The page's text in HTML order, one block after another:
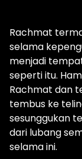
Rachmat
selama
menjadi
seperti itu.
Rachmat dan
tembus ke
sesunggukan
dari lubang
selama ini.